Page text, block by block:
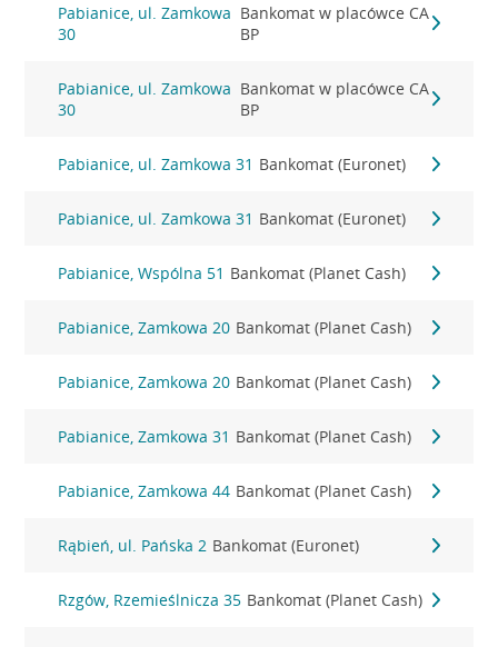
Pabianice, ul. Zamkowa
30
Bankomat w placówce CA
BP
Pabianice, ul. Zamkowa
30
Bankomat w placówce CA
BP
Pabianice, ul. Zamkowa 31 Bankomat (Euronet)
Pabianice, ul. Zamkowa 31 Bankomat (Euronet)
Pabianice, Wspólna 51 Bankomat (Planet Cash)
Pabianice, Zamkowa 20 Bankomat (Planet Cash)
Pabianice, Zamkowa 20 Bankomat (Planet Cash)
Pabianice, Zamkowa 31 Bankomat (Planet Cash)
Pabianice, Zamkowa 44 Bankomat (Planet Cash)
Rąbień, ul. Pańska 2 Bankomat (Euronet)
Rzgów, Rzemieślnicza 35 Bankomat (Planet Cash)